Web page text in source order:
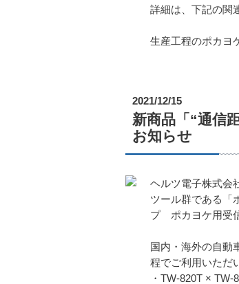
詳細は、下記の関
生産工程のポカヨ
2021/12/15
新商品「“通信
お知らせ
ヘルツ電子株式会
ツール群である「
プ ポカヨケ用受
国内・海外の自動
程でご利用いただ
・TW-820T ×